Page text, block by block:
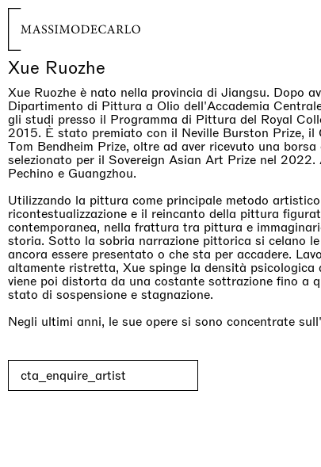
Xue Ruozhe
Xue Ruozhe è nato nella provincia di Jiangsu. Dopo
Dipartimento di Pittura a Olio dell'Accademia
gli studi presso il Programma di Pittura del Royal
2015. È stato premiato con il Neville Burston Prize,
Tom Bendheim Prize, oltre ad aver ricevuto una
selezionato per il Sovereign Asian Art Prize nel 2022.
Pechino e Guangzhou.
Utilizzando la pittura come principale metodo
ricontestualizzazione e il reincanto della pittura
contemporanea, nella frattura tra pittura e
storia. Sotto la sobria narrazione pittorica si celano
ancora essere presentato o che sta per accadere.
altamente ristretta, Xue spinge la densità
viene poi distorta da una costante sottrazione fino a
stato di sospensione e stagnazione.
Negli ultimi anni, le sue opere si sono concentrate
cta_enquire_artist